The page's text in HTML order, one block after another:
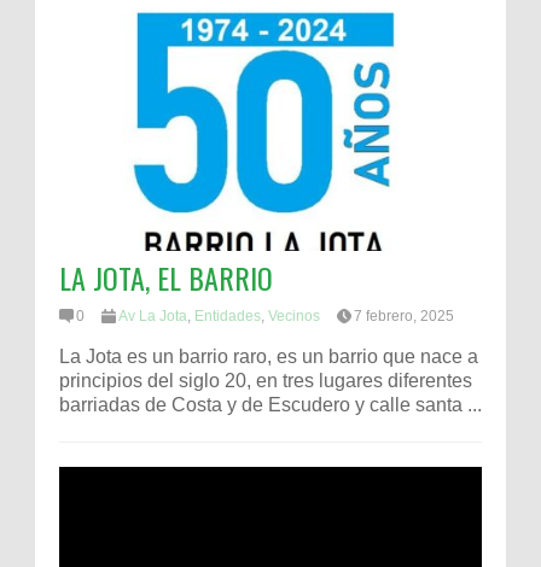
LA JOTA, EL BARRIO
0 Av La Jota Entidades Vecinos 7 febrero, 2025
La Jota es un barrio raro, es un barrio que nace a
principios del siglo 20, en tres lugares diferentes
barriadas de Costa y de Escudero y calle santa ...